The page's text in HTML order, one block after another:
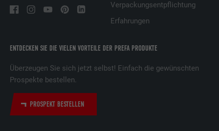
ENTDECKEN SIE DIE VIELEN VORTEILE DER PREFA PRODUKTE
Überzeugen Sie sich jetzt selbst! Einfach die gewünschten
Prospekte bestellen.
PROSPEKT BESTELLEN
Verpackungsentpflichtung
Erfahrungen